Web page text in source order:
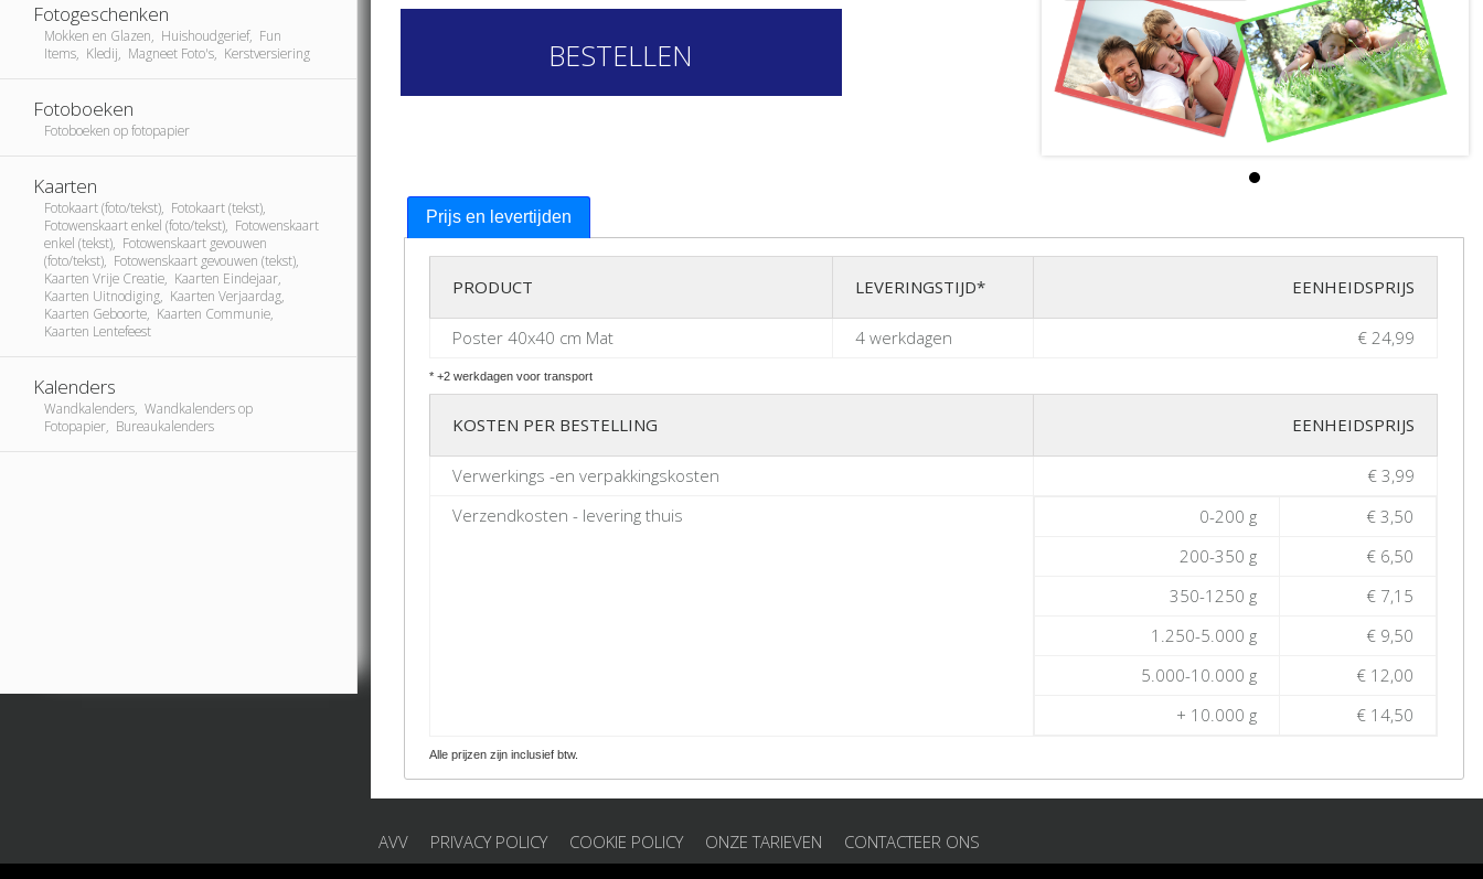
Fotogeschenken
Mokken en Glazen, Huishoudgerief, Fun
Items, Kledij, Magneet Foto's, Kerstversiering
Fotoboeken
Fotoboeken op fotopapier
Kaarten
Fotokaart (foto/tekst), Fotokaart (tekst),
Fotowenskaart enkel (foto/tekst), Fotowenskaart
enkel (tekst), Fotowenskaart gevouwen
(foto/tekst), Fotowenskaart gevouwen (tekst),
Kaarten Vrije Creatie, Kaarten Eindejaar,
Kaarten Uitnodiging, Kaarten Verjaardag,
Kaarten Geboorte, Kaarten Communie,
Kaarten Lentefeest
Kalenders
Wandkalenders, Wandkalenders op
Fotopapier, Bureaukalenders
BESTELLEN
Prijs en levertijden
PRODUCT LEVERINGSTIJD* EENHEIDSPRIJS
Poster 40x40 cm Mat 4 werkdagen € 24,99
* +2 werkdagen voor transport
KOSTEN PER BESTELLING EENHEIDSPRIJS
Verwerkings -en verpakkingskosten
€ 3,99
Verzendkosten - levering thuis
0-200 g
€ 3,50
200-350 g
€ 6,50
350-1250 g
€ 7,15
1.250-5.000 g
€ 9,50
5.000-10.000 g
€ 12,00
+ 10.000 g
€ 14,50
Alle prijzen zijn inclusief btw.
AVV PRIVACY POLICY COOKIE POLICY ONZE TARIEVEN CONTACTEER ONS